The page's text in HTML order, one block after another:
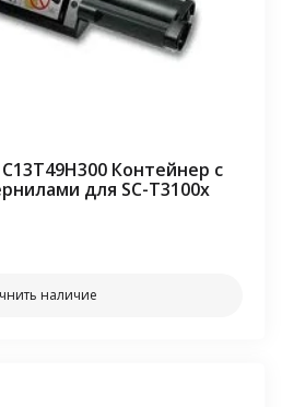
Контейнер с
для SC-T3100x
наличие